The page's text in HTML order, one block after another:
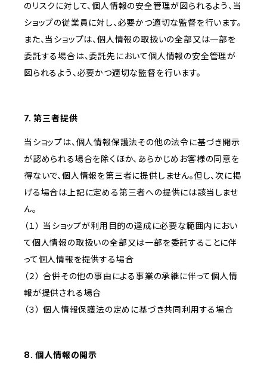
のリスクに対して、個人情報の安全管理が図られるよう、当
ショップの従業員に対し、必要かつ適切な監督を行います。
また、当ショップは、個人情報の取扱いの全部又は一部を
委託する場合は、委託先において個人情報の安全管理が
図られるよう、必要かつ適切な監督を行います。
7. 第三者提供
当ショップは、個人情報保護法その他の法令に基づき開示
が認められる場合を除くほか、あらかじめお客様の同意を
得ないで、個人情報を第三者に提供しません。但し、次に掲
げる場合は上記に定める第三者への提供には該当しませ
ん。
（１） 当ショップが利用目的の達成に必要な範囲内におい
て個人情報の取扱いの全部又は一部を委託することに伴
って個人情報を提供する場合
（２） 合併その他の事由による事業の承継に伴って個人情
報が提供される場合
（３） 個人情報保護法の定めに基づき共同利用する場合
8. 個人情報の開示